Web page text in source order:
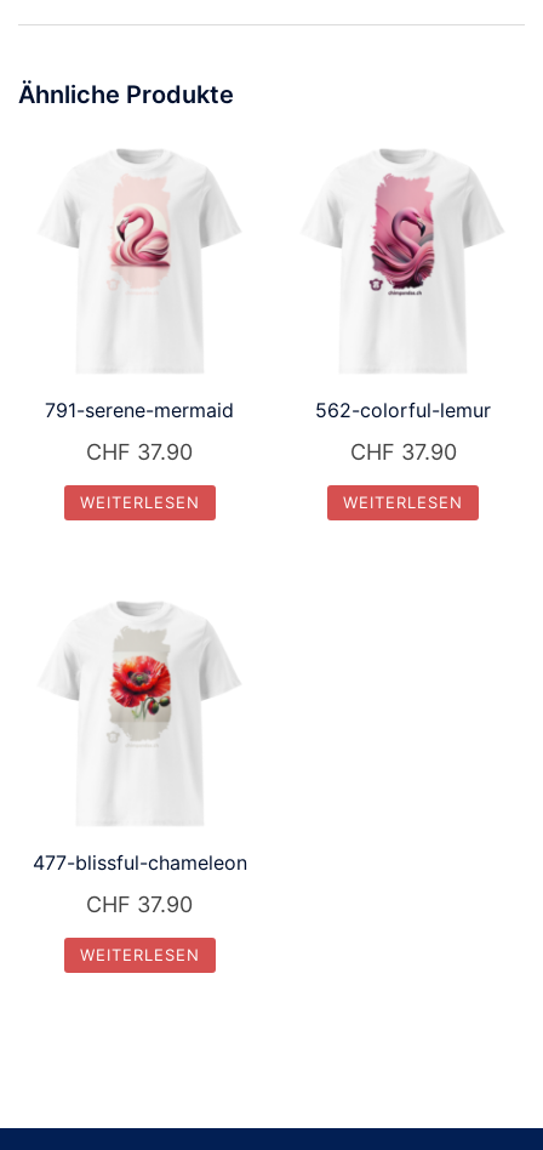
Ähnliche Produkte
791-serene-mermaid
CHF 37.90
WEITERLESEN
562-colorful-lemur
CHF 37.90
WEITERLESEN
477-blissful-chameleon
CHF 37.90
WEITERLESEN